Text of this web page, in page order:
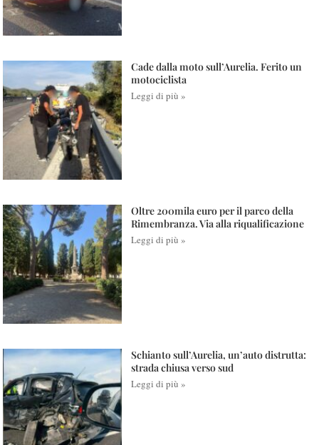
Cade dalla moto sull’Aurelia. Ferito un
motociclista
Leggi di più »
Oltre 200mila euro per il parco della
Rimembranza. Via alla riqualificazione
Leggi di più »
Schianto sull’Aurelia, un’auto distrutta:
strada chiusa verso sud
Leggi di più »